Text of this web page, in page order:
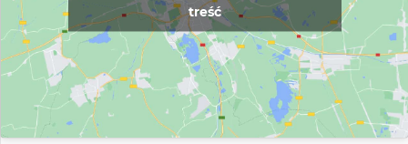
treść